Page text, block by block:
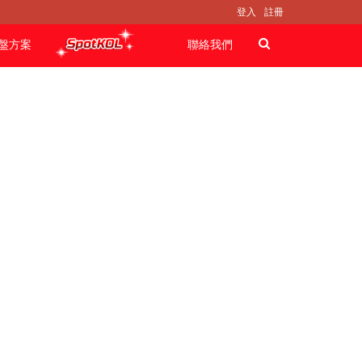
登入 註冊
方案 聯絡我們